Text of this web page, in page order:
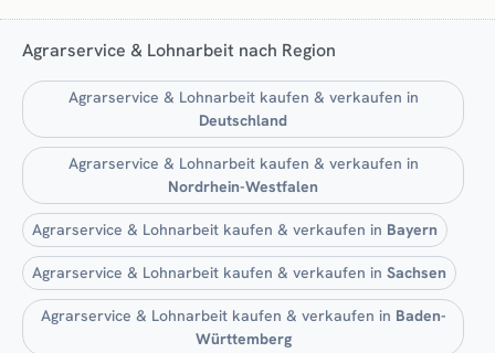
Agrarservice & Lohnarbeit nach Region
Agrarservice & Lohnarbeit kaufen & verkaufen in
Deutschland
Agrarservice & Lohnarbeit kaufen & verkaufen in
Nordrhein-Westfalen
Agrarservice & Lohnarbeit kaufen & verkaufen in Bayern
Agrarservice & Lohnarbeit kaufen & verkaufen in Sachsen
Agrarservice & Lohnarbeit kaufen & verkaufen in Baden-
Württemberg